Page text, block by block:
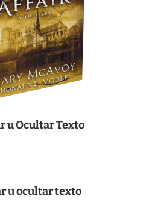
u Ocultar Texto
u ocultar texto